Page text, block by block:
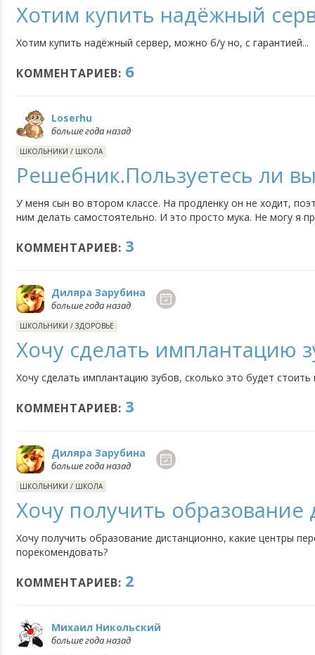
Хотим купить надёжный
Хотим купить надёжный сервер, можно б/у но, с гарантией...
КОММЕНТАРИЕВ: 6
Loserhu
больше года назад
ШКОЛЬНИКИ / ШКОЛА
Решебник.Пользуетесь ли
У меня сын во втором классе. На продленку он не ходит,
ним делать самостоятельно. И это просто мука. Не могу я
Где взять решебники для 2 класса?
КОММЕНТАРИЕВ: 3
Диляра Зарубина
больше года назад
ШКОЛЬНИКИ / ЗДОРОВЬЕ
Хочу сделать имплантацию
Хочу сделать имплантацию зубов, сколько это будет стоить
КОММЕНТАРИЕВ: 3
Диляра Зарубина
больше года назад
ШКОЛЬНИКИ / ШКОЛА
Хочу получить образование
Хочу получить образование дистанционно, какие центры
порекомендовать?
КОММЕНТАРИЕВ: 2
Михаил Никольский
больше года назад